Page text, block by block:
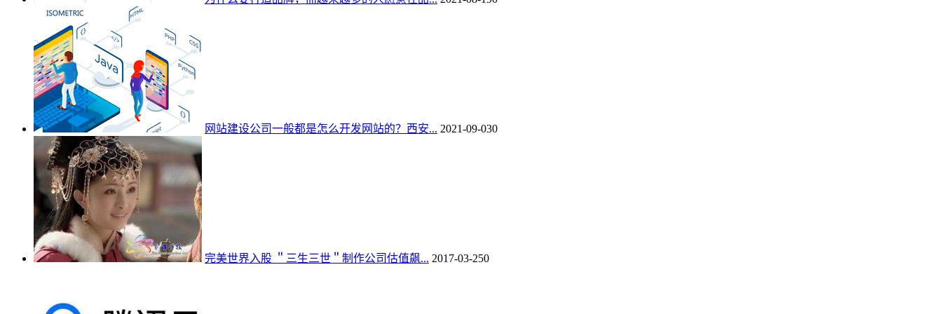
网站建设公司一般都是怎么开发网站的？西安... 2021-09-030
完美世界入股 ＂三生三世＂制作公司估值飙... 2017-03-250